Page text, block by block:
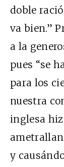
doble
va bien.”
a la
pues “se
para los
nuestra
inglesa
y